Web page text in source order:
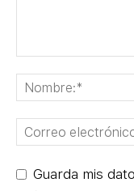
Guarda mis